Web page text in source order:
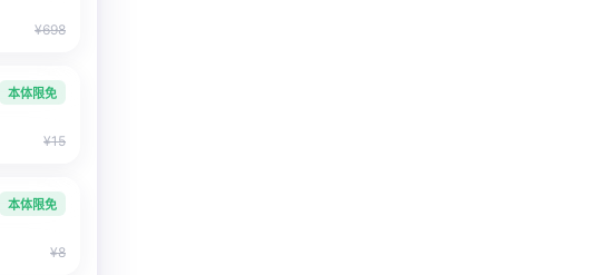
¥698
本体限免
¥15
本体限免
¥8